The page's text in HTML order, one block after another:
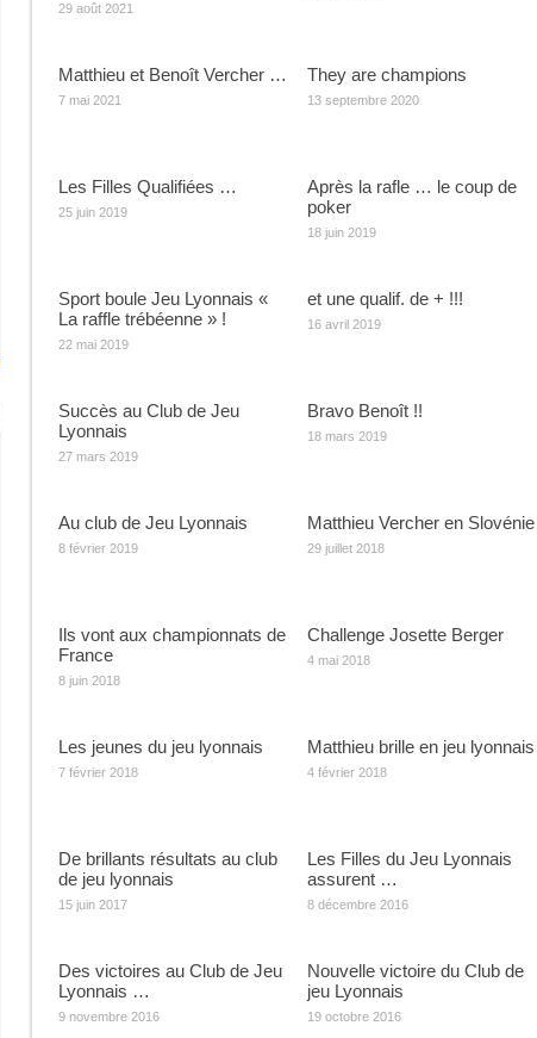
29 août 2021
Matthieu et Benoît Vercher …
7 mai 2021
They are champions
13 septembre 2020
Les Filles Qualifiées …
25 juin 2019
Après la rafle … le coup de
poker
18 juin 2019
Sport boule Jeu Lyonnais «
La raffle trébéenne » !
22 mai 2019
et une qualif. de + !!!
16 avril 2019
Succès au Club de Jeu
Lyonnais
27 mars 2019
Bravo Benoît !!
18 mars 2019
Au club de Jeu Lyonnais
8 février 2019
Matthieu Vercher en Slovénie
29 juillet 2018
Ils vont aux championnats de
France
8 juin 2018
Challenge Josette Berger
4 mai 2018
Les jeunes du jeu lyonnais
7 février 2018
Matthieu brille en jeu lyonnais
4 février 2018
De brillants résultats au club
de jeu lyonnais
15 juin 2017
Les Filles du Jeu Lyonnais
assurent …
8 décembre 2016
Des victoires au Club de Jeu
Lyonnais …
9 novembre 2016
Nouvelle victoire du Club de
jeu Lyonnais
19 octobre 2016